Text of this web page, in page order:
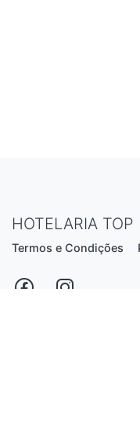
HOTELARIA TOP
Termos e Condições